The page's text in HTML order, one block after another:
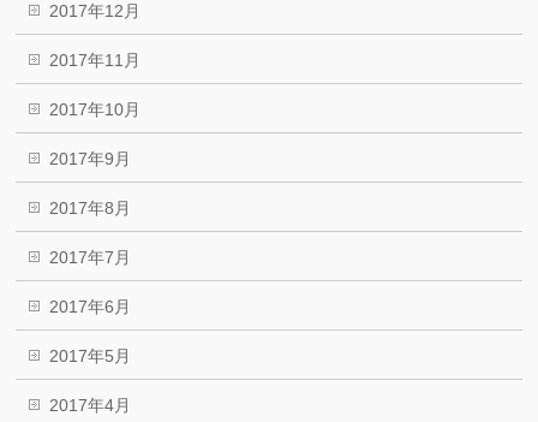
2017年12月
2017年11月
2017年10月
2017年9月
2017年8月
2017年7月
2017年6月
2017年5月
2017年4月